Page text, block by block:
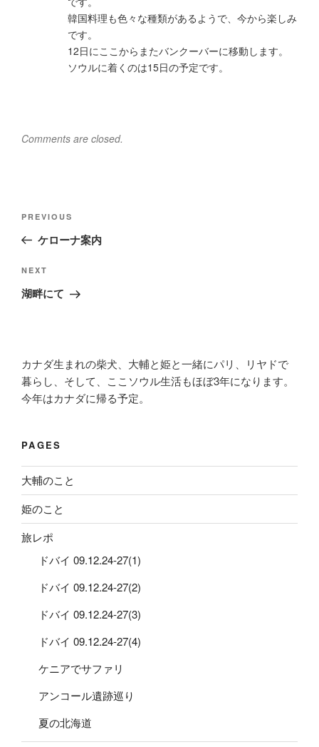
韓国料理も色々な種類があるようで、今から楽しみ
です。
12日にここからまたバンクーバーに移動します。
ソウルに着くのは15日の予定です。
Comments are closed.
Previous
Post
PREVIOUS
ケローナ案内
Next
Post
NEXT
湖畔にて
カナダ生まれの柴犬、大輔と姫と一緒にパリ、リヤドで
暮らし、そして、ここソウル生活もほぼ3年になります。
今年はカナダに帰る予定。
PAGES
大輔のこと
姫のこと
旅レポ
ドバイ 09.12.24-27(1)
ドバイ 09.12.24-27(2)
ドバイ 09.12.24-27(3)
ドバイ 09.12.24-27(4)
ケニアでサファリ
アンコール遺跡巡り
夏の北海道